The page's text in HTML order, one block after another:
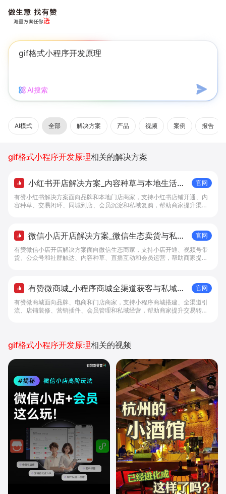
AI搜索
AI模式 全部 解决方案 产品 视频 案例 报告
gif格式小程序开发原理相关的解决方案
小红书开店解决方案_内容种草与本地生活转
化工具 - 做生意, 找有赞
官网
有赞小红书解决方案面向品牌和本地门店商家，支持小红书店铺开通、内
容种草、交易闭环、同城到店、会员沉淀和私域复购，帮助商家提升渠道
微信小店开店解决方案_微信生态卖货与私域
经营 - 做生意, 找有赞
官网
有赞微信小店开店解决方案面向微信生态商家，支持小店开通、视频号带
货、公众号和社群触达、内容种草、直播互动和会员运营，帮助商家提升
有赞微商城_小程序商城全渠道获客与私域复
购工具 - 做生意, 找有赞
官网
有赞微商城面向品牌、电商和门店商家，支持小程序商城搭建、全渠道引
流、店铺装修、营销插件、会员管理和私域经营，帮助商家提升交易转化
gif格式小程序开发原理相关的视频